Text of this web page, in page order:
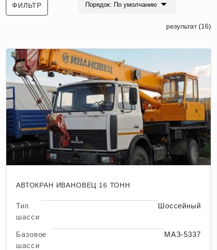
ФИЛЬТР Порядок: По умолчанию
результат (16)
АВТОКРАН ИВАНОВЕЦ 16 ТОНН
Тип
шасси
Шоссейный
Базовое
шасси
МАЗ-5337